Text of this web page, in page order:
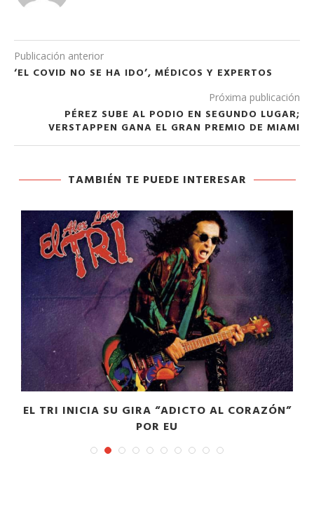
Publicación anterior
‘EL COVID NO SE HA IDO’, MÉDICOS Y EXPERTOS
Próxima publicación
PÉREZ SUBE AL PODIO EN SEGUNDO LUGAR;
VERSTAPPEN GANA EL GRAN PREMIO DE MIAMI
TAMBIÉN TE PUEDE INTERESAR
EL TRI INICIA SU GIRA “ADICTO AL CORAZÓN”
POR EU